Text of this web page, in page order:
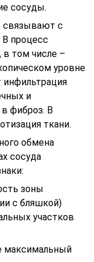
сосуды.
связывают с
процесс
в том числе –
уровне
инфильтрация
и
фиброз. В
ткани.
обмена
сосуда
зоны
с бляшкой)
участков
максимальный